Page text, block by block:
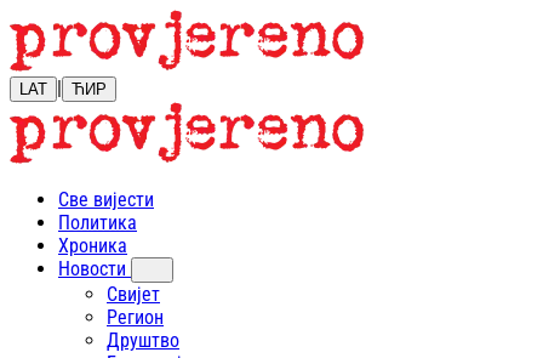
LAT | ЋИР
Све вијести
Политика
Хроника
Новости
Свијет
Регион
Друштво